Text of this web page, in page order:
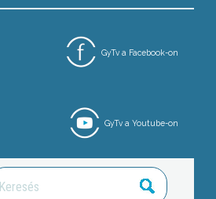
GyTv a Facebook-on
GyTv a Youtube-on